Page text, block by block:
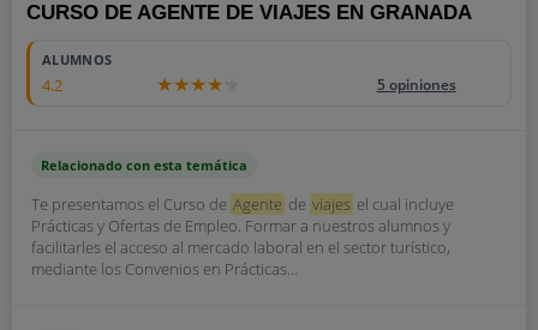
CURSO DE AGENTE DE VIAJES EN GRANADA
ALUMNOS
4.2 5 opiniones
Relacionado con esta temática
Te presentamos el Curso de Agente de viajes el cual incluye
Prácticas y Ofertas de Empleo. Formar a nuestros alumnos y
facilitarles el acceso al mercado laboral en el sector turístico,
mediante los Convenios en Prácticas...